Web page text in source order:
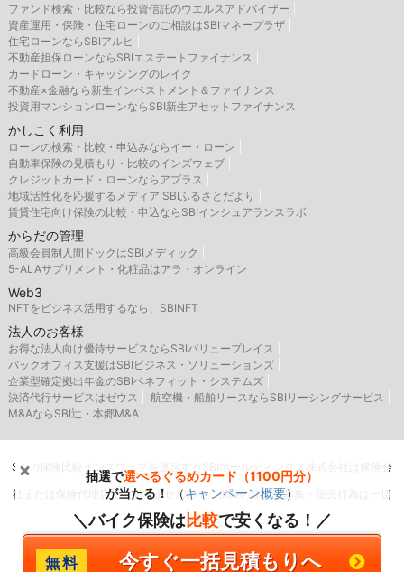
ファンド検索・比較なら投資信託のウエルスアドバイザー
資産運用・保険・住宅ローンのご相談はSBIマネープラザ
住宅ローンならSBIアルヒ
不動産担保ローンならSBIエステートファイナンス
カードローン・キャッシングのレイク
不動産×金融なら新生インベストメント＆ファイナンス
投資用マンションローンならSBI新生アセットファイナンス
かしこく利用
ローンの検索・比較・申込みならイー・ローン
自動車保険の見積もり・比較のインズウェブ
クレジットカード・ローンならアプラス
地域活性化を応援するメディア SBIふるさとだより
賃貸住宅向け保険の比較・申込ならSBIインシュアランスラボ
からだの管理
高級会員制人間ドックはSBIメディック
5-ALAサプリメント・化粧品はアラ・オンライン
Web3
NFTをビジネス活用するなら、SBINFT
法人のお客様
お得な法人向け優待サービスならSBIバリュープレイス
バックオフィス支援はSBIビジネス・ソリューションズ
企業型確定拠出年金のSBIベネフィット・システムズ
決済代行サービスはゼウス
航空機・船舶リースならSBIリーシングサービス
M&AならSBI辻・本郷M&A
SBIの保険比較インズウェブを運営するSBIホールディングス株式会社は保険会
社または保険代理店ではありませんので、保険の媒介・募集・販売行為は一切
行いません。
抽選で選べるぐるめカード（1100円分）
が当たる！
（キャンペーン概要）
＼バイク保険は比較で安くなる！／
今すぐ一括見積もりへ